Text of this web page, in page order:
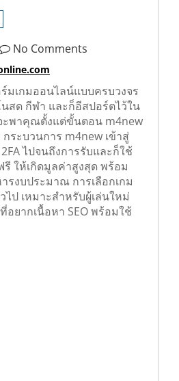
No Comments
มเกมออนไลน์แบบครบวงจร
สด กีฬา และก็อีสปอร์ตไว้ใน
พาคุณตั้งแต่ขั้นตอน m4new
ระบวนการ m4new เข้าสู่
ไปจนถึงการรับและก็ใช้
รี ให้เกิดมูลค่าสูงสุด พร้อม
รงบประมาณ การเลือกเกม
ป เหมาะสำหรับผู้เล่นใหม่
อยากเนื้อหา SEO พร้อมใช้